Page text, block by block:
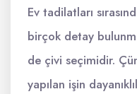
Ev tadilatları
birçok detay
de çivi seçimidir.
yapılan işin